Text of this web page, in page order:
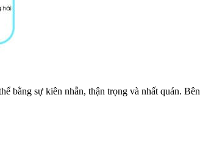
bằng sự kiên nhẫn, thận trọng và nhất quán.